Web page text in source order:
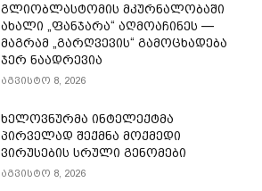
გლიობლასტომის მკურნალობაში
ახალი „ფანჯარა“ აღმოაჩინეს —
მაგრამ „გარღვევის“ გამოცხადება
ჯერ ნაადრევია
აგვისტო 8, 2026
ხელოვნურმა ინტელექტმა
პირველად შექმნა მოქმედი
ვირუსების სრული გენომები
აგვისტო 8, 2026